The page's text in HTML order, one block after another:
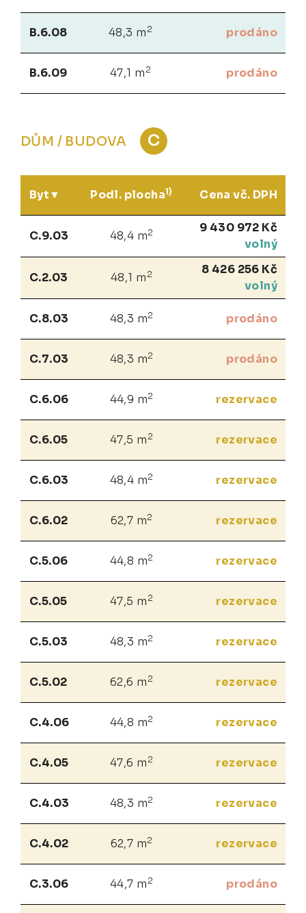
B.6.08 48,3 m 2 prodáno
B.6.09 47,1 m 2 prodáno
DŮM / BUDOVA C
Byt Podl. plocha1) Cena vč. DPH
C.9.03 48,4 m2
9 430 972 Kč
volný
C.2.03 48,1 m 2
8 426 256 Kč
volný
C.8.03 48,3 m2 prodáno
C.7.03 48,3 m2 prodáno
C.6.06 44,9 m2 rezervace
C.6.05 47,5 m 2 rezervace
C.6.03 48,4 m2 rezervace
C.6.02 62,7 m2 rezervace
C.5.06 44,8 m2 rezervace
C.5.05 47,5 m 2 rezervace
C.5.03 48,3 m2 rezervace
C.5.02 62,6 m 2 rezervace
C.4.06 44,8 m2 rezervace
C.4.05 47,6 m 2 rezervace
C.4.03 48,3 m2 rezervace
C.4.02 62,7 m2 rezervace
C.3.06 44,7 m 2 prodáno